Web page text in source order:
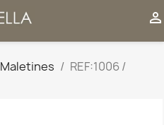

Maletines
REF:1006 /